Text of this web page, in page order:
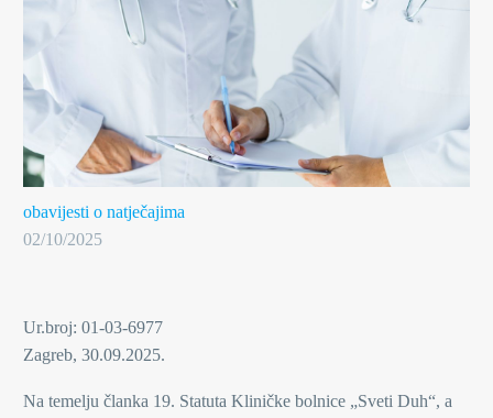
obavijesti o natječajima
02/10/2025
Ur.broj: 01-03-6977
Zagreb, 30.09.2025.
Na temelju članka 19. Statuta Kliničke bolnice „Sveti Duh“, a